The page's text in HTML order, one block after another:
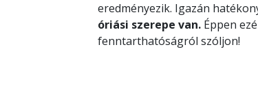
eredményezik. Igazán
óriási szerepe van. Éppen
fenntarthatóságról szóljon!